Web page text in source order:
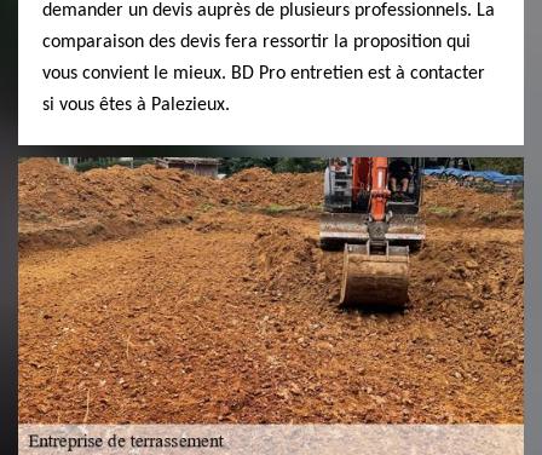
demander un devis auprès de plusieurs professionnels. La
comparaison des devis fera ressortir la proposition qui
vous convient le mieux. BD Pro entretien est à contacter
si vous êtes à Palezieux.